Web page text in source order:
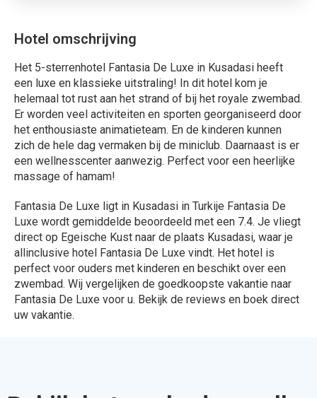
Hotel omschrijving
Het 5-sterrenhotel Fantasia De Luxe in Kusadasi heeft
een luxe en klassieke uitstraling! In dit hotel kom je
helemaal tot rust aan het strand of bij het royale zwembad.
Er worden veel activiteiten en sporten georganiseerd door
het enthousiaste animatieteam. En de kinderen kunnen
zich de hele dag vermaken bij de miniclub. Daarnaast is er
een wellnesscenter aanwezig. Perfect voor een heerlijke
massage of hamam!
Fantasia De Luxe ligt in Kusadasi in Turkije Fantasia De
Luxe wordt gemiddelde beoordeeld met een 7.4. Je vliegt
direct op Egeische Kust naar de plaats Kusadasi, waar je
allinclusive hotel Fantasia De Luxe vindt. Het hotel is
perfect voor ouders met kinderen en beschikt over een
zwembad. Wij vergelijken de goedkoopste vakantie naar
Fantasia De Luxe voor u. Bekijk de reviews en boek direct
uw vakantie.